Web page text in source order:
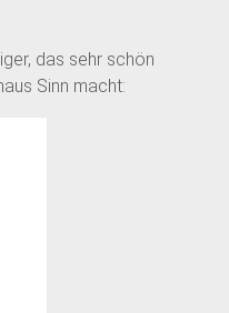
das sehr schön
Sinn macht: